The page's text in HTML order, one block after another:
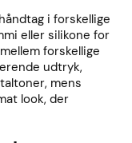
i forskellige
eller silikone for
forskellige
udtryk,
mens
look, der